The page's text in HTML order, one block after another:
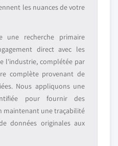
les nuances de votre
une recherche primaire
direct avec les
l'industrie, complétée par
complète provenant de
Nous appliquons une
pour fournir des
maintenant une traçabilité
données originales aux